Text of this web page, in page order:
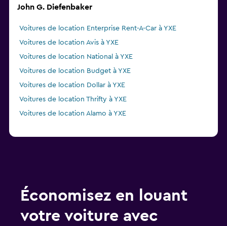
John G. Diefenbaker
Voitures de location Enterprise Rent-A-Car à YXE
Voitures de location Avis à YXE
Voitures de location National à YXE
Voitures de location Budget à YXE
Voitures de location Dollar à YXE
Voitures de location Thrifty à YXE
Voitures de location Alamo à YXE
Économisez en louant
votre voiture avec